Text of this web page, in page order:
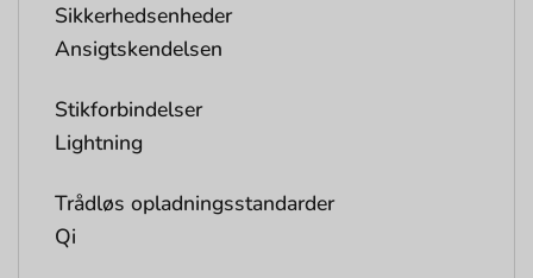
Sikkerhedsenheder
Ansigtskendelsen
Stikforbindelser
Lightning
Trådløs opladningsstandarder
Qi